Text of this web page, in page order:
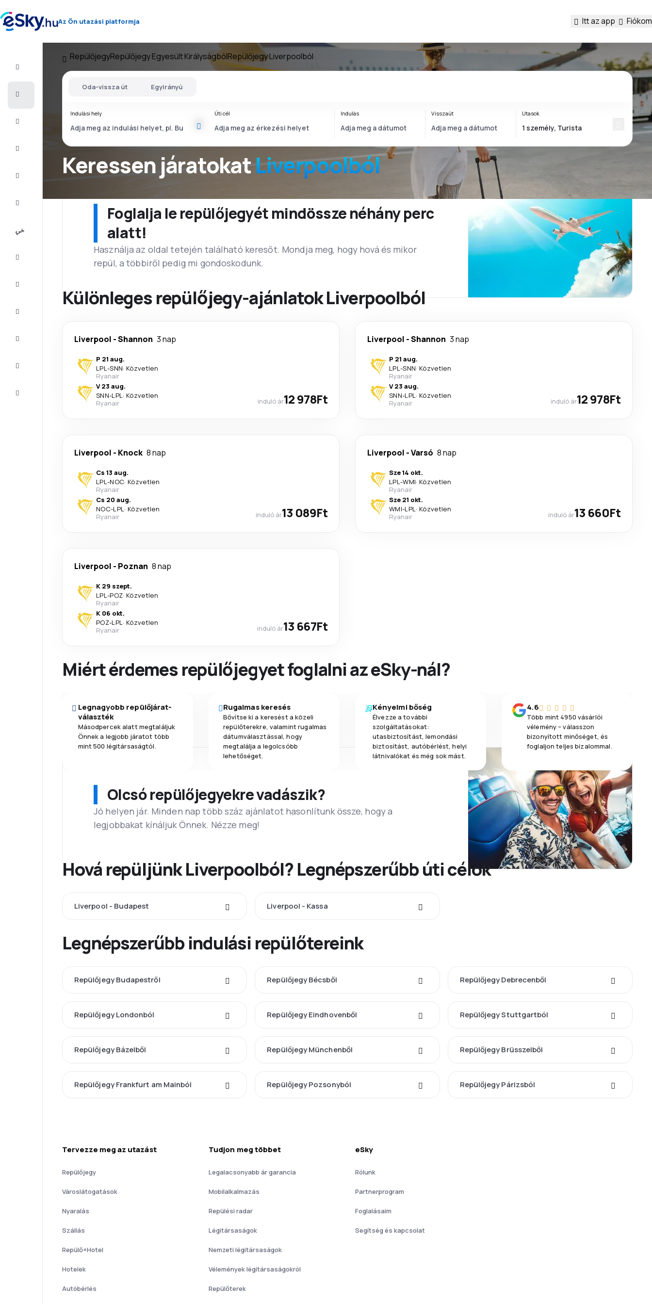
Az Ön utazási platformja Itt az app Fiókom
RepülőjegyRepülőjegy Egyesült KirályságbólRepülőjegy Liverpoolból
Keressen járatokatLiverpoolból
Oda-vissza út Egyirányú
Indulási hely Úti cél Indulás Visszaút Utasok
Foglalja le repülőjegyét mindössze néhány perc
alatt!
Használja az oldal tetején található keresőt. Mondja meg, hogy hová és mikor
repül, a többiről pedig mi gondoskodunk.
Különleges repülőjegy-ajánlatok Liverpoolból
Liverpool -Shannon 3 nap
P 21 aug.
LPL-SNN· Közvetlen
Ryanair
V 23 aug.
SNN-LPL· Közvetlen
Ryanair
induló ár12 978Ft
Liverpool -Shannon 3 nap
P 21 aug.
LPL-SNN· Közvetlen
Ryanair
V 23 aug.
SNN-LPL· Közvetlen
Ryanair
induló ár12 978Ft
Liverpool - Knock 8 nap
Cs 13 aug.
LPL-NOC· Közvetlen
Ryanair
Cs 20 aug.
NOC-LPL· Közvetlen
Ryanair
induló ár13 089Ft
Liverpool -Varsó 8 nap
Sze 14 okt.
LPL-WMI· Közvetlen
Ryanair
Sze 21 okt.
WMI-LPL· Közvetlen
Ryanair
induló ár13 660Ft
Liverpool - Poznan 8 nap
K 29 szept.
LPL-POZ· Közvetlen
Ryanair
K 06 okt.
POZ-LPL· Közvetlen
Ryanair
induló ár13 667Ft
Miért érdemes repülőjegyet foglalni az eSky-nál?
Legnagyobb repülőjárat-
választék
Másodpercek alatt megtaláljuk
Önnek a legjobb járatot több
mint 500 légitársaságtól.
Rugalmas keresés
Bővítse ki a keresést a közeli
repülőterekre, valamint rugalmas
dátumválasztással, hogy
megtalálja a legolcsóbb
lehetőséget.
Kényelmi bőség
Élvezze a további
szolgáltatásokat:
utasbiztosítást, lemondási
biztosítást, autóbérlést, helyi
látnivalókat és még sok mást.
4.6
Több mint 4950 vásárlói
vélemény – válasszon
bizonyított minőséget, és
foglaljon teljes bizalommal.
Olcsó repülőjegyekre vadászik?
Jó helyen jár. Minden nap több száz ajánlatot hasonlítunk össze, hogy a
legjobbakat kínáljuk Önnek. Nézze meg!
Hová repüljünk Liverpoolból? Legnépszerűbb úti célok
Liverpool - Budapest Liverpool - Kassa
Legnépszerűbb indulási repülőtereink
Repülőjegy Budapestről Repülőjegy Bécsből Repülőjegy Debrecenből
Repülőjegy Londonból Repülőjegy Eindhovenből Repülőjegy Stuttgartból
Repülőjegy Bázelből Repülőjegy Münchenből Repülőjegy Brüsszelből
Repülőjegy Frankfurt am Mainból Repülőjegy Pozsonyból Repülőjegy Párizsból
Tervezze meg az utazást
Repülőjegy
Városlátogatások
Nyaralás
Szállás
Repülő+Hotel
Hotelek
Autóbérlés
Tudjon meg többet
Legalacsonyabb ár garancia
Mobilalkalmazás
Repülési radar
Légitársaságok
Nemzeti légitársaságok
Vélemények légitársaságokról
Repülőterek
eSky
Rólunk
Partnerprogram
Foglalásaim
Segítség és kapcsolat